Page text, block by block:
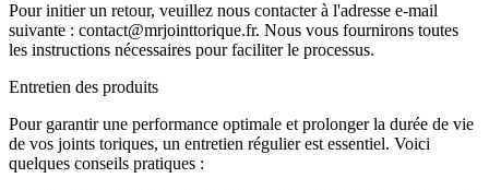
Pour initier un retour, veuillez nous contacter à l'adresse e-mail
suivante : contact@mrjointtorique.fr. Nous vous fournirons toutes
les instructions nécessaires pour faciliter le processus.
Entretien des produits
Pour garantir une performance optimale et prolonger la durée de vie
de vos joints toriques, un entretien régulier est essentiel. Voici
quelques conseils pratiques :